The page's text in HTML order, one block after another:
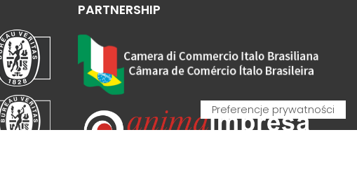
PARTNERSHIP